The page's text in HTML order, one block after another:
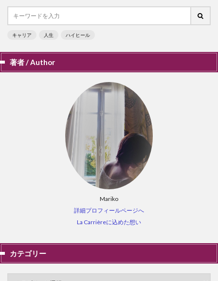
キャリア 人生 ハイヒール
著者 / Author
Mariko
詳細プロフィールページへ
La Carrièreに込めた想い
カテゴリー